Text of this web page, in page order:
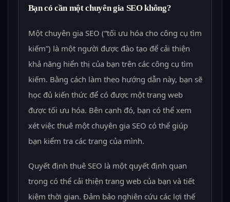
Bạn có cần một chuyên gia SEO không?
Một chuyên gia SEO (“tối ưu hóa cho công cụ tìm
kiếm”) là một người được đào tạo để cải thiện
khả năng hiển thị của bạn trên các công cụ tìm
kiếm. Bằng cách làm theo hướng dẫn này, bạn sẽ
học đủ kiến thức để có được một trang web
được tối ưu hóa. Bên cạnh đó, bạn có thể xem
xét việc thuê một chuyên gia SEO có thể giúp
bạn kiểm tra các trang của mình.
Quyết định thuê SEO là một quyết định quan
trọng có thể cải thiện trang web của bạn và tiết
kiệm thời gian. Đảm bảo nghiên cứu các lợi thế